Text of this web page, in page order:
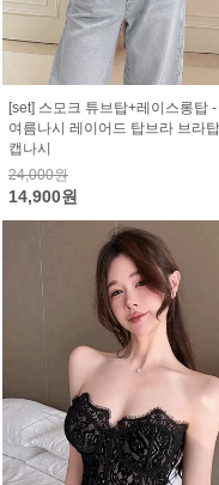
[set] 스모크 튜브탑+레이스롱탑 -
여름나시 레이어드 탑브라 브라탑
캡나시
24,000원
14,900원